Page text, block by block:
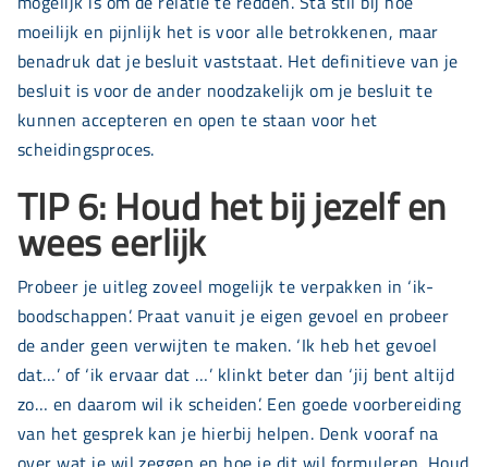
moeilijk en pijnlijk het is voor alle betrokkenen, maar
benadruk dat je besluit vaststaat. Het definitieve van je
besluit is voor de ander noodzakelijk om je besluit te
kunnen accepteren en open te staan voor het
scheidingsproces.
TIP 6: Houd het bij jezelf en
wees eerlijk
Probeer je uitleg zoveel mogelijk te verpakken in ‘ik-
boodschappen’. Praat vanuit je eigen gevoel en probeer
de ander geen verwijten te maken. ‘Ik heb het gevoel
dat…’ of ‘ik ervaar dat …’ klinkt beter dan ‘jij bent altijd
zo… en daarom wil ik scheiden’. Een goede voorbereiding
van het gesprek kan je hierbij helpen. Denk vooraf na